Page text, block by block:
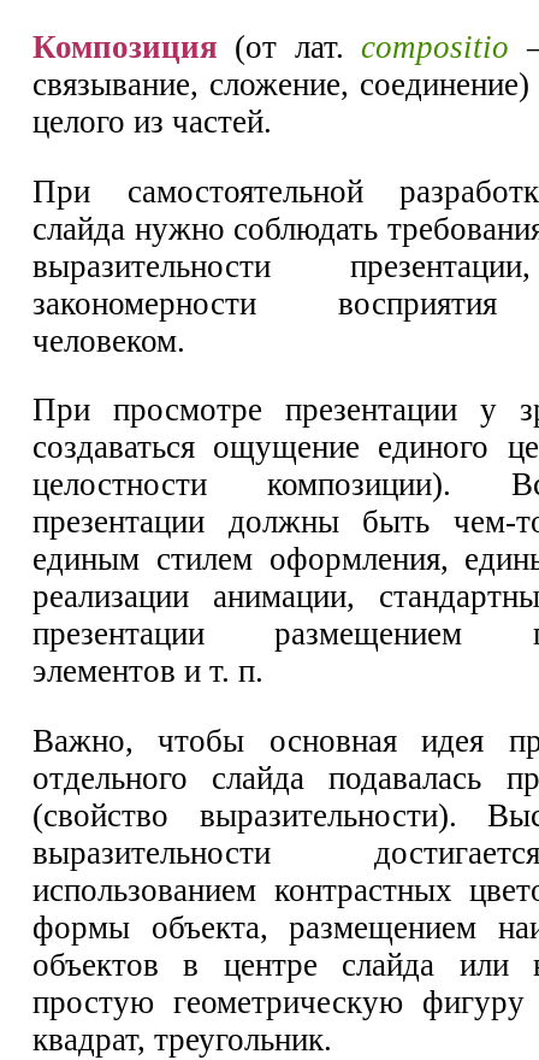
Композиция (от лат.compositio
связывание, сложение,
целого из частей.
При самостоятельной
слайда нужно соблюдать
выразительности
закономерности
человеком.
При просмотре презентации у
создаваться ощущение единого
целостности композиции).
презентации должны быть чем-
единым стилем оформления,
реализации анимации,
презентации размещением
элементов и т. п.
Важно, чтобы основная идея
отдельного слайда подавалась
(свойство выразительности).
выразительности
использованием контрастных
формы объекта, размещением
объектов в центре слайда или
простую геометрическую
квадрат, треугольник.